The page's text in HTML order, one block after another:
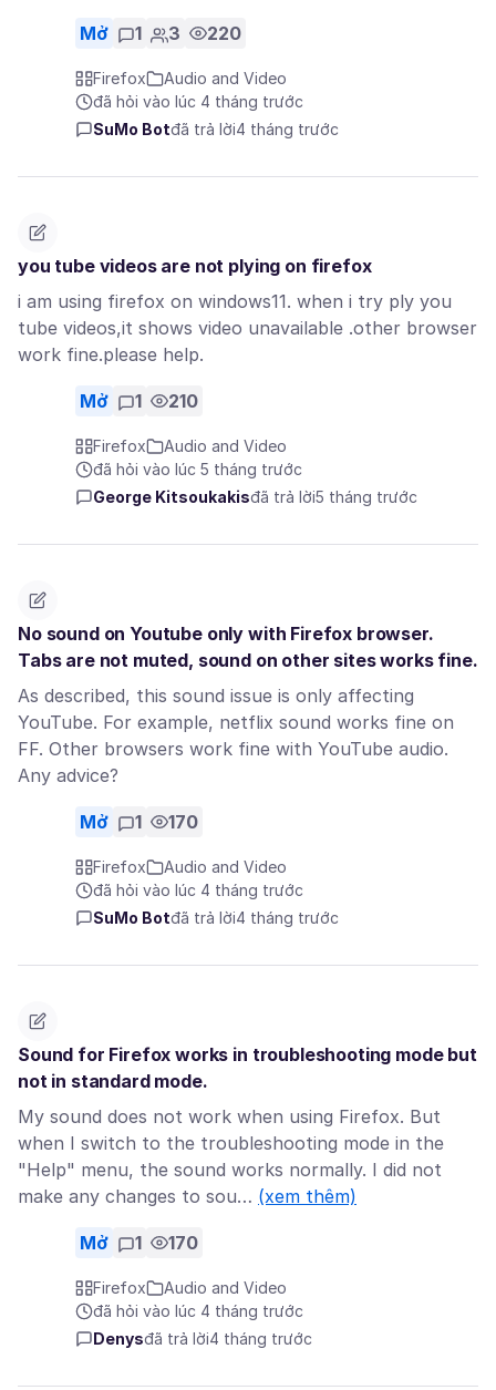
Mở 1 3 220
Firefox
Audio and Video
đã hỏi vào lúc 4 tháng trước
SuMo Botđã trả lời4 tháng trước
you tube videos are not plying on firefox
i am using firefox on windows11. when i try ply you
tube videos,it shows video unavailable .other browser
work fine.please help.
Mở 1 210
Firefox
Audio and Video
đã hỏi vào lúc 5 tháng trước
George Kitsoukakisđã trả lời5 tháng trước
No sound on Youtube only with Firefox browser.
Tabs are not muted, sound on other sites works fine.
As described, this sound issue is only affecting
YouTube. For example, netflix sound works fine on
FF. Other browsers work fine with YouTube audio.
Any advice?
Mở 1 170
Firefox
Audio and Video
đã hỏi vào lúc 4 tháng trước
SuMo Botđã trả lời4 tháng trước
Sound for Firefox works in troubleshooting mode but
not in standard mode.
My sound does not work when using Firefox. But
when I switch to the troubleshooting mode in the
"Help" menu, the sound works normally. I did not
make any changes to sou… (xem thêm)
Mở 1 170
Firefox
Audio and Video
đã hỏi vào lúc 4 tháng trước
Denysđã trả lời4 tháng trước